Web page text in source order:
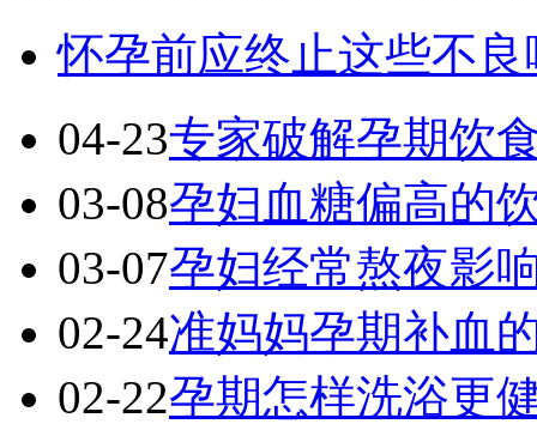
怀孕前应终止这些不良
04-23专家破解孕期饮
03-08孕妇血糖偏高的
03-07孕妇经常熬夜影
02-24准妈妈孕期补血
02-22孕期怎样洗浴更